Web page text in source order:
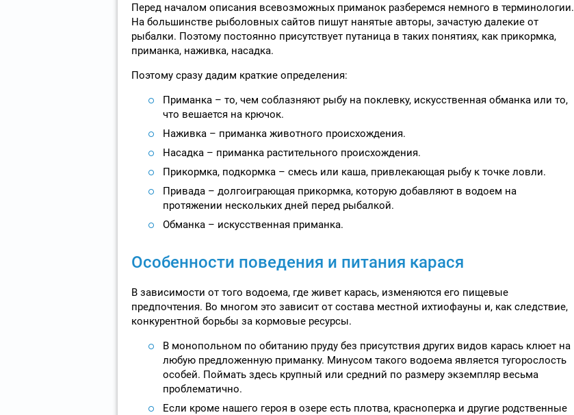
Перед началом описания всевозможных приманок разберемся немного в терминологии.
На большинстве рыболовных сайтов пишут нанятые авторы, зачастую далекие от
рыбалки. Поэтому постоянно присутствует путаница в таких понятиях, как прикормка,
приманка, наживка, насадка.
Поэтому сразу дадим краткие определения:
Приманка – то, чем соблазняют рыбу на поклевку, искусственная обманка или то,
что вешается на крючок.
Наживка – приманка животного происхождения.
Насадка – приманка растительного происхождения.
Прикормка, подкормка – смесь или каша, привлекающая рыбу к точке ловли.
Привада – долгоиграющая прикормка, которую добавляют в водоем на
протяжении нескольких дней перед рыбалкой.
Обманка – искусственная приманка.
Особенности поведения и питания карася
В зависимости от того водоема, где живет карась, изменяются его пищевые
предпочтения. Во многом это зависит от состава местной ихтиофауны и, как следствие,
конкурентной борьбы за кормовые ресурсы.
В монопольном по обитанию пруду без присутствия других видов карась клюет на
любую предложенную приманку. Минусом такого водоема является тугорослость
особей. Поймать здесь крупный или средний по размеру экземпляр весьма
проблематично.
Если кроме нашего героя в озере есть плотва, красноперка и другие родственные